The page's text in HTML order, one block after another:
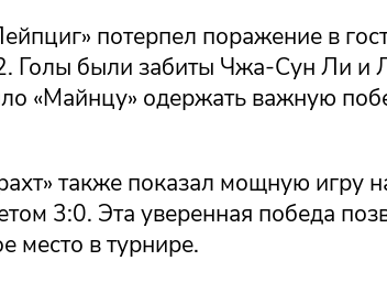
потерпел поражение в
Голы были забиты Чжа‑Сун Ли и
«Майнцу» одержать важную
также показал мощную игру
3:0. Эта уверенная победа
место в турнире.